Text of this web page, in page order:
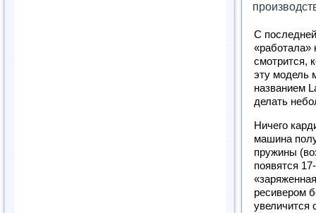
С
«работала»
смотрится,
эту модель
названием
делать
Ничего
машина
пружины
появятся
ресивером
увеличится